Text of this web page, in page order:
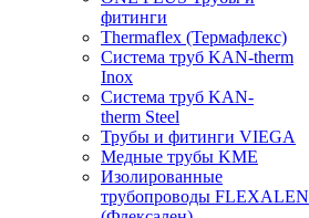
фитинги
Thermaflex (Термафлекс)
Система труб KAN-therm
Inox
Система труб KAN-
therm Steel
Трубы и фитинги VIEGA
Медные трубы KME
Изолированные
трубопроводы FLEXALEN